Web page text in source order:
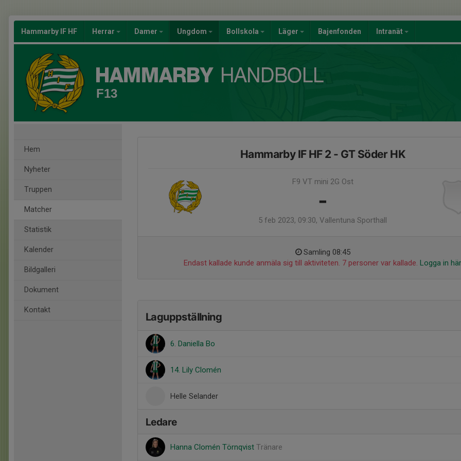
Hammarby IF HF Herrar Damer Ungdom Bollskola Läger Bajenfonden Intranät
F13
Hem
Nyheter
Truppen
Matcher
Statistik
Kalender
Bildgalleri
Dokument
Kontakt
Hammarby IF HF 2 - GT Söder HK
F9 VT mini 2G Ost
-
5 feb 2023, 09:30, Vallentuna Sporthall
Samling 08:45
Endast kallade kunde anmäla sig till aktiviteten. 7 personer var kallade. Logga in här
Laguppställning
6. Daniella Bo
14. Lily Clomén
Helle Selander
Ledare
Hanna Clomén Törnqvist Tränare